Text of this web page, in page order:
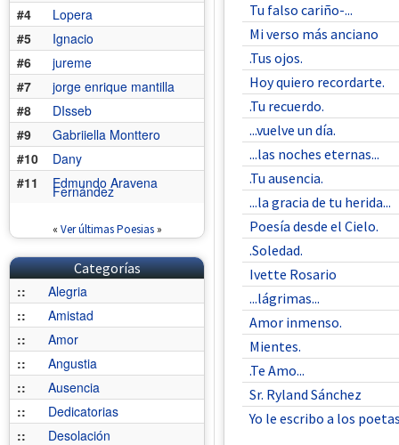
#4
Lopera
#5
Ignacio
#6
jureme
#7
jorge enrique mantilla
#8
DIsseb
#9
Gabriiella Monttero
#10
Dany
#11
Edmundo Aravena
Fernández
« Ver últimas Poesias»
Categorías
::
Alegria
::
Amistad
::
Amor
::
Angustia
::
Ausencia
::
Dedicatorias
::
Desolación
Tu falso cariño-...
Mi verso más anciano
.Tus ojos.
Hoy quiero recordarte.
.Tu recuerdo.
...vuelve un día.
...las noches eternas...
.Tu ausencia.
...la gracia de tu herida...
Poesía desde el Cielo.
.Soledad.
Ivette Rosario
...lágrimas...
Amor inmenso.
Mientes.
.Te Amo...
Sr. Ryland Sánchez
Yo le escribo a los